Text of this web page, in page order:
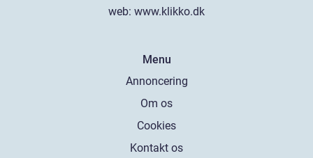
web: www.klikko.dk
Menu
Annoncering
Om os
Cookies
Kontakt os